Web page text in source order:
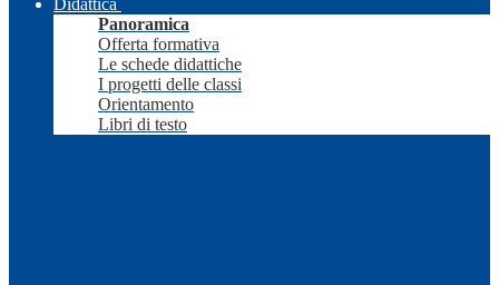
Didattica
Panoramica
Offerta formativa
Le schede didattiche
I progetti delle classi
Orientamento
Libri di testo